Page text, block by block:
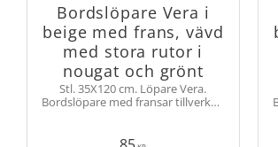
Bordslöpare Vera i
beige med frans, vävd
med stora rutor i
nougat och grönt
Stl. 35X120 cm. Löpare Vera.
Bordslöpare med fransar tillverkad